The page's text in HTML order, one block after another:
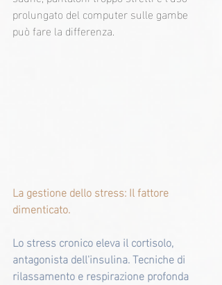
prolungato del computer sulle gambe
può fare la differenza.
La gestione dello stress: Il fattore
dimenticato.
Lo stress cronico eleva il cortisolo,
antagonista dell'insulina. Tecniche di
rilassamento e respirazione profonda